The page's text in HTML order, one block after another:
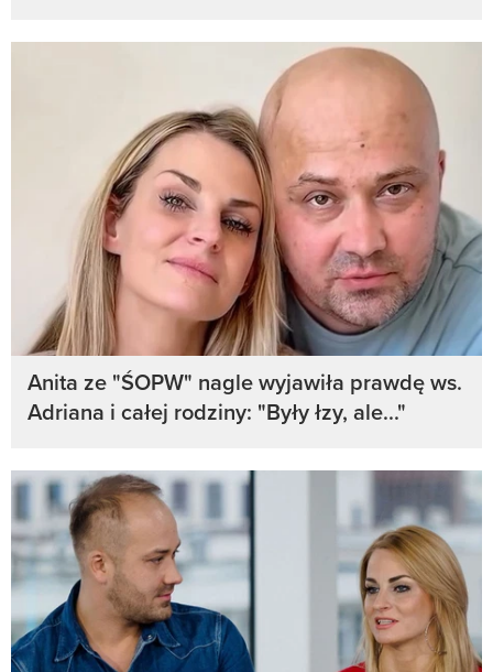
Anita ze "ŚOPW" nagle wyjawiła prawdę ws.
Adriana i całej rodziny: "Były łzy, ale..."